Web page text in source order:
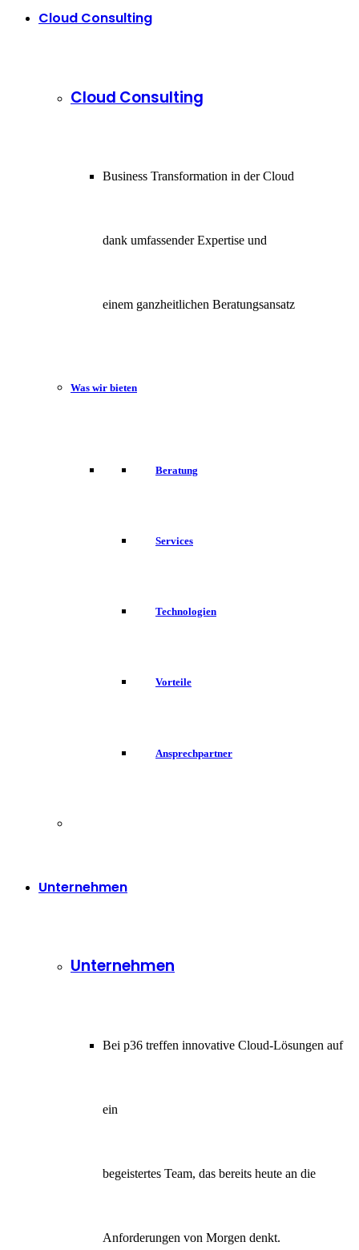
Cloud Consulting
Cloud Consulting
Business Transformation in der Cloud
dank umfassender Expertise und
einem ganzheitlichen Beratungsansatz
Was wir bieten
Beratung
Services
Technologien
Vorteile
Ansprechpartner
Unternehmen
Unternehmen
Bei p36 treffen innovative Cloud-Lösungen auf
ein
begeistertes Team, das bereits heute an die
Anforderungen von Morgen denkt.